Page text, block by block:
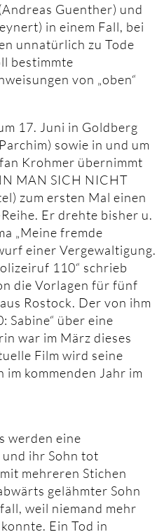
Guenther) und
in einem Fall, bei
unnatürlich zu Tode
bestimmte
von „oben“
17. Juni in Goldberg
sowie in und um
Krohmer übernimmt
MAN SICH NICHT
zum ersten Mal einen
Er drehte bisher u.
„Meine fremde
einer Vergewaltigung.
110“ schrieb
die Vorlagen für fünf
Rostock. Der von ihm
Sabine“ über eine
war im März dieses
Film wird seine
kommenden Jahr im
werden eine
ihr Sohn tot
mehreren Stichen
gelähmter Sohn
weil niemand mehr
Ein Tod in